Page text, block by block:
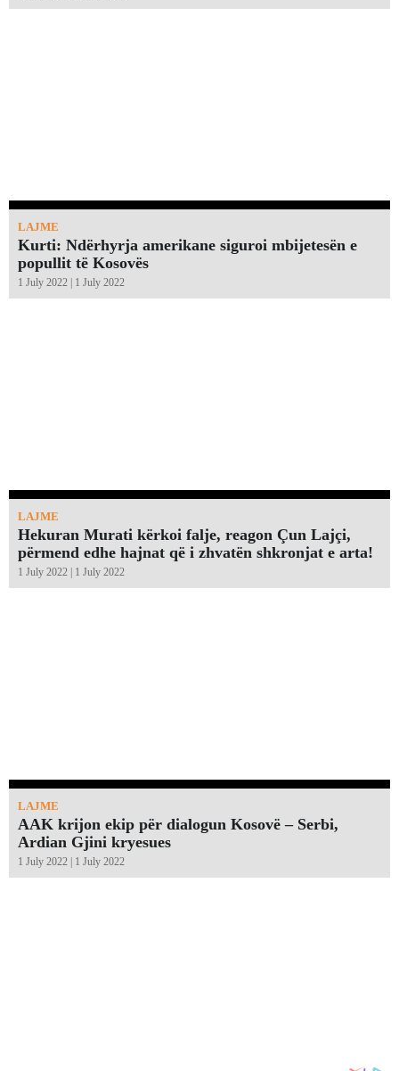
LAJME
Kurti: Ndërhyrja amerikane siguroi mbijetesën e
popullit të Kosovës
1 July 2022 | 1 July 2022
LAJME
Hekuran Murati kërkoi falje, reagon Çun Lajçi,
përmend edhe hajnat që i zhvatën shkronjat e arta!￼
1 July 2022 | 1 July 2022
LAJME
AAK krijon ekip për dialogun Kosovë – Serbi,
Ardian Gjini kryesues
1 July 2022 | 1 July 2022